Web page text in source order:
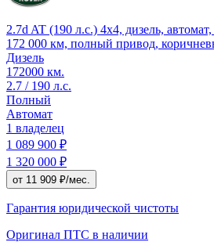
2.7d AT (190 л.с.) 4x4, дизель,
172 000 км, полный привод,
Дизель
172000 км.
2.7 / 190 л.с.
Полный
Автомат
1 владелец
1 089 900 ₽
1 320 000 ₽
от 11 909 ₽/мес.
Гарантия юридической чистоты
Оригинал ПТС в наличии